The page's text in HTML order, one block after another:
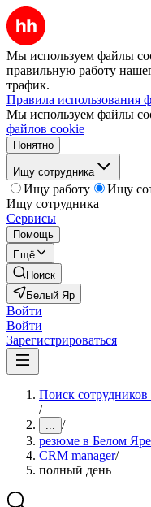
Мы используем файлы
правильную работу
трафик.
Правила использования
Мы используем файлы
файлов cookie
Понятно
Ищу сотрудника
Ищу работу
Ищу
Ищу сотрудника
Сервисы
Помощь
Ещё
Поиск
Белый Яр
Войти
Войти
Зарегистрироваться
Поиск
/
... /
резюме в Белом Яре
CRM manager/
полный день